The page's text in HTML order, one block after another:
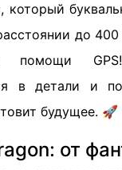
который
до
помощи
в детали и
будущее. 🚀
от